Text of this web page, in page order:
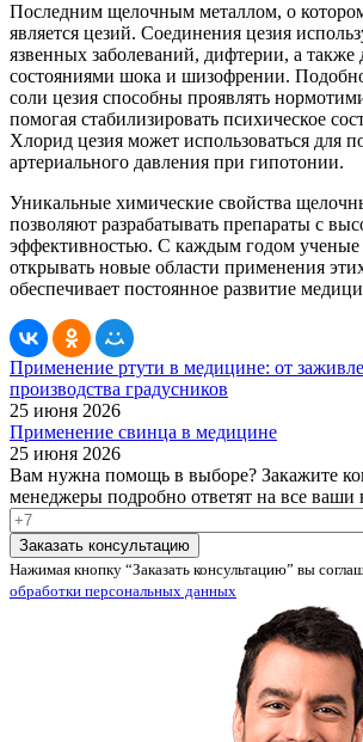
Последним щелочным металлом, о
является цезий. Соединения цезия
язвенных заболеваний, дифтерии, а также
состояниями шока и шизофрении.
соли цезия способны проявлять
помогая стабилизировать психическое
Хлорид цезия может использоваться для
артериального давления при гипотонии.
Уникальные химические свойства
позволяют разрабатывать препараты с
эффективностью. С каждым годом
открывать новые области применения
обеспечивает постоянное развитие
Применение ртути в медицине: от
производства градусников
25 июня 2026
Применение свинца в медицине
25 июня 2026
Вам нужна помощь в выборе? Закажите
менеджеры подробно ответят на все ваши
Нажимая кнопку “Заказать консультацию” вы
обработки персональных данных